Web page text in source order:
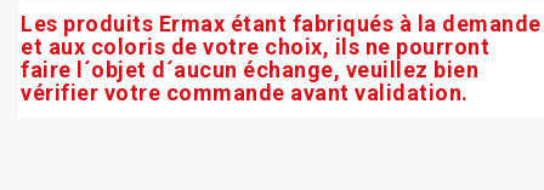
Les produits Ermax étant fabriqués à la demande
et aux coloris de votre choix, ils ne pourront
faire l´objet d´aucun échange, veuillez bien
vérifier votre commande avant validation.